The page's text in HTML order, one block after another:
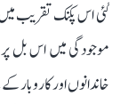
گئی اس پکنک تقریب میں
موجودگی میں اس بل
خاندانوں اور